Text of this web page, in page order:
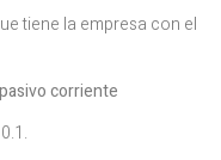
tiene la empresa con el
corriente